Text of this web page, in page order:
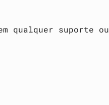
qualquer suporte ou